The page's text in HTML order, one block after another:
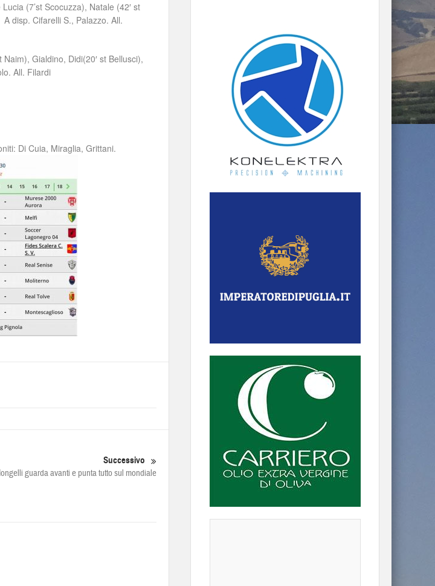
(7’st Scocuzza), Natale (42′ st
disp. Cifarelli S., Palazzo. All.
Gialdino, Didi(20′ st Bellusci),
All. Filardi
Di Cuia, Miraglia, Grittani.
Successivo
guarda avanti e punta tutto sul mondiale